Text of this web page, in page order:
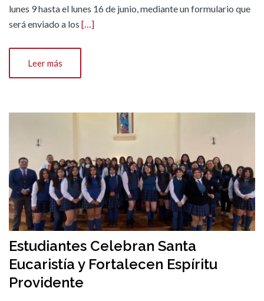
lunes 9 hasta el lunes 16 de junio, mediante un formulario que
será enviado a los […]
Leer más
Estudiantes Celebran Santa
Eucaristía y Fortalecen Espíritu
Providente